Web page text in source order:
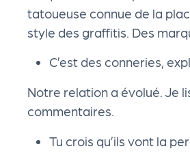
tatoueuse connue de la
style des graffitis. Des
C’est des conneries,
Notre relation a évolué. Je
commentaires.
Tu crois qu’ils vont la
e
n
d